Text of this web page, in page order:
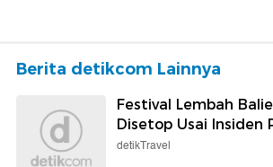
Berita detikcom Lainnya
Festival Lembah
Disetop Usai Insiden
detikTravel